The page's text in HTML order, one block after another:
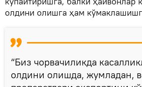
олдини олишга ҳам
“Биз чорвачиликда
олдини олишда, жумладан,